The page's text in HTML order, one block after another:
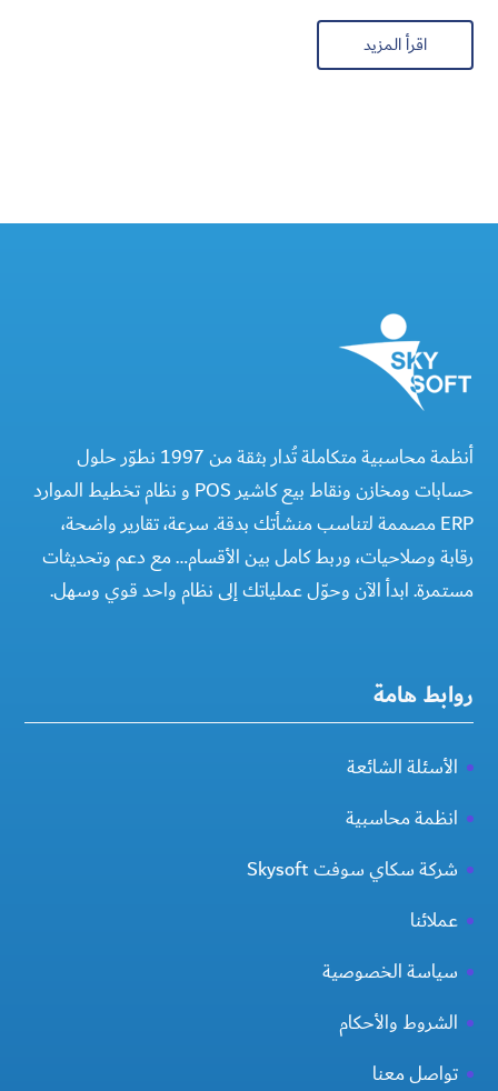
اقرأ المزيد
أنظمة محاسبية متكاملة تُدار بثقة من 1997 نطوّر حلول
حسابات ومخازن ونقاط بيع كاشير POS و نظام تخطيط الموارد
ERP مصممة لتناسب منشأتك بدقة. سرعة، تقارير واضحة،
رقابة وصلاحيات، وربط كامل بين الأقسام… مع دعم وتحديثات
مستمرة. ابدأ الآن وحوّل عملياتك إلى نظام واحد قوي وسهل.
روابط هامة
الأسئلة الشائعة
انظمة محاسبية
شركة سكاي سوفت Skysoft
عملائنا
سياسة الخصوصية
الشروط والأحكام
تواصل معنا